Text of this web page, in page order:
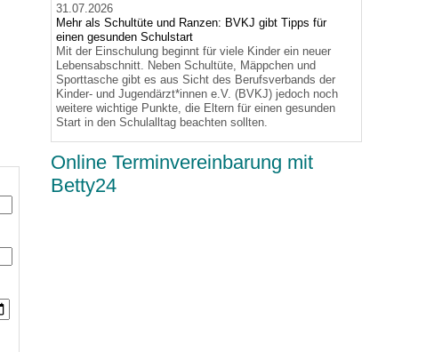
31.07.2026
Mehr als Schultüte und Ranzen: BVKJ gibt Tipps für
einen gesunden Schulstart
Mit der Einschulung beginnt für viele Kinder ein neuer
Lebensabschnitt. Neben Schultüte, Mäppchen und
Sporttasche gibt es aus Sicht des Berufsverbands der
Kinder- und Jugendärzt*innen e.V. (BVKJ) jedoch noch
weitere wichtige Punkte, die Eltern für einen gesunden
Start in den Schulalltag beachten sollten.
Online Terminvereinbarung mit
Betty24